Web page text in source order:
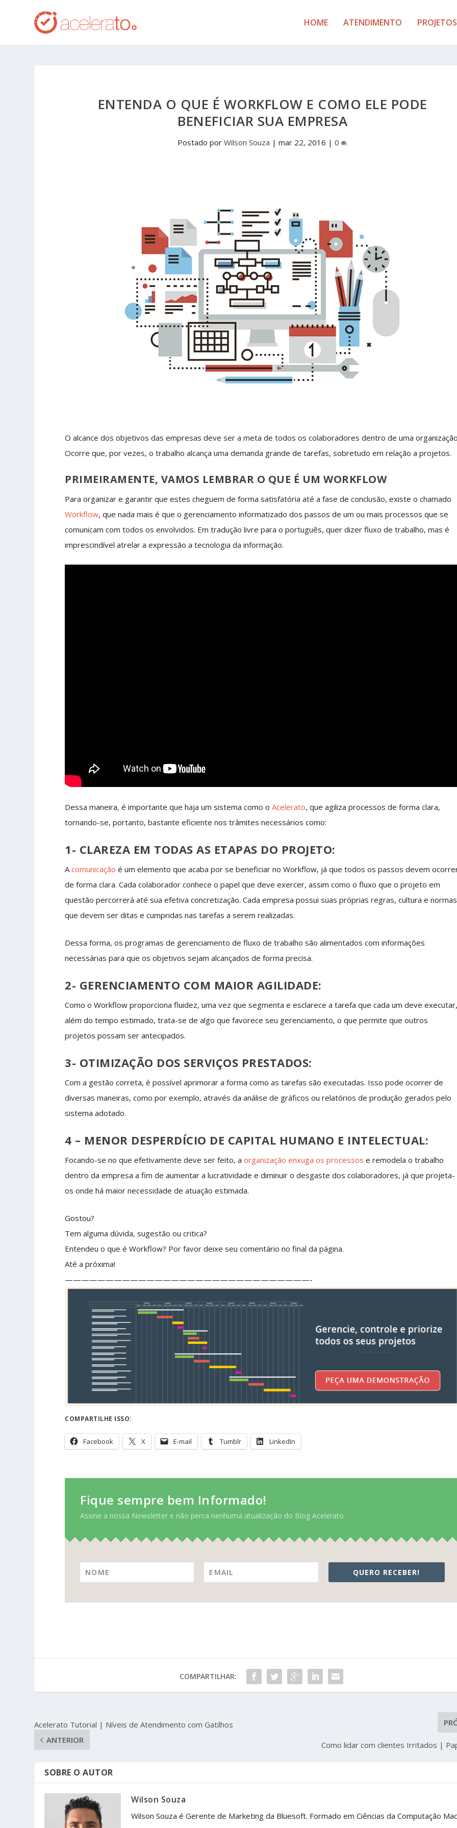
HOME ATENDIMENTO PROJETOS
ENTENDA O QUE É WORKFLOW E COMO ELE PODE
BENEFICIAR SUA EMPRESA
Postado porWilson Souza |mar 22, 2016 |0
O alcance dos objetivos das empresas deve ser a meta de todos os colaboradores dentro de uma
Ocorre que, por vezes, o trabalho alcança uma demanda grande de tarefas, sobretudo em relação a projetos.
PRIMEIRAMENTE, VAMOS LEMBRAR O QUE É UM WORKFLOW
Para organizar e garantir que estes cheguem de forma satisfatória até a fase de conclusão, existe o chamado
Workflow, que nada mais é que o gerenciamento informatizado dos passos de um ou mais processos que se
comunicam com todos os envolvidos. Em tradução livre para o português, quer dizer fluxo de trabalho, mas é
imprescindível atrelar a expressão a tecnologia da informação.
Dessa maneira, é importante que haja um sistema como oAcelerato, que agiliza processos de forma clara,
tornando-se, portanto, bastante eficiente nos trâmites necessários como:
1- CLAREZA EM TODAS AS ETAPAS DO PROJETO:
Acomunicação é um elemento que acaba por se beneficiar no Workflow, já que todos os passos devem
de forma clara. Cada colaborador conhece o papel que deve exercer, assim como o fluxo que o projeto em
questão percorrerá até sua efetiva concretização. Cada empresa possui suas próprias regras, cultura e normas
que devem ser ditas e cumpridas nas tarefas a serem realizadas.
Dessa forma, os programas de gerenciamento de fluxo de trabalho são alimentados com informações
necessárias para que os objetivos sejam alcançados de forma precisa.
2- GERENCIAMENTO COM MAIOR AGILIDADE:
Como o Workflow proporciona fluidez, uma vez que segmenta e esclarece a tarefa que cada um deve
além do tempo estimado, trata-se de algo que favorece seu gerenciamento, o que permite que outros
projetos possam ser antecipados.
3- OTIMIZAÇÃO DOS SERVIÇOS PRESTADOS:
Com a gestão correta, é possível aprimorar a forma como as tarefas são executadas. Isso pode ocorrer de
diversas maneiras, como por exemplo, através da análise de gráficos ou relatórios de produção gerados pelo
sistema adotado.
4 – MENOR DESPERDÍCIO DE CAPITAL HUMANO E INTELECTUAL:
Focando-se no que efetivamente deve ser feito, aorganização enxuga os processos e remodela o trabalho
dentro da empresa a fim de aumentar a lucratividade e diminuir o desgaste dos colaboradores, já que projeta-
os onde há maior necessidade de atuação estimada.
Gostou?
Tem alguma dúvida, sugestão ou critica?
Entendeu o que é Workflow? Por favor deixe seu comentário no final da página.
Até a próxima!
——————————————————————————————-
COMPARTILHE ISSO:
Facebook X E-mail Tumblr LinkedIn
Fique sempre bem Informado!
Assine a nossa Newsletter e não perca nenhuma atualização do Blog Acelerato.
QUERO RECEBER!
COMPARTILHAR:
Acelerato Tutorial | Níveis de Atendimento com Gatilhos
ANTERIOR
Como lidar com clientes Irritados |
SOBRE O AUTOR
Wilson Souza
Wilson Souza é Gerente de Marketing da Bluesoft. Formado em Ciências da Computação